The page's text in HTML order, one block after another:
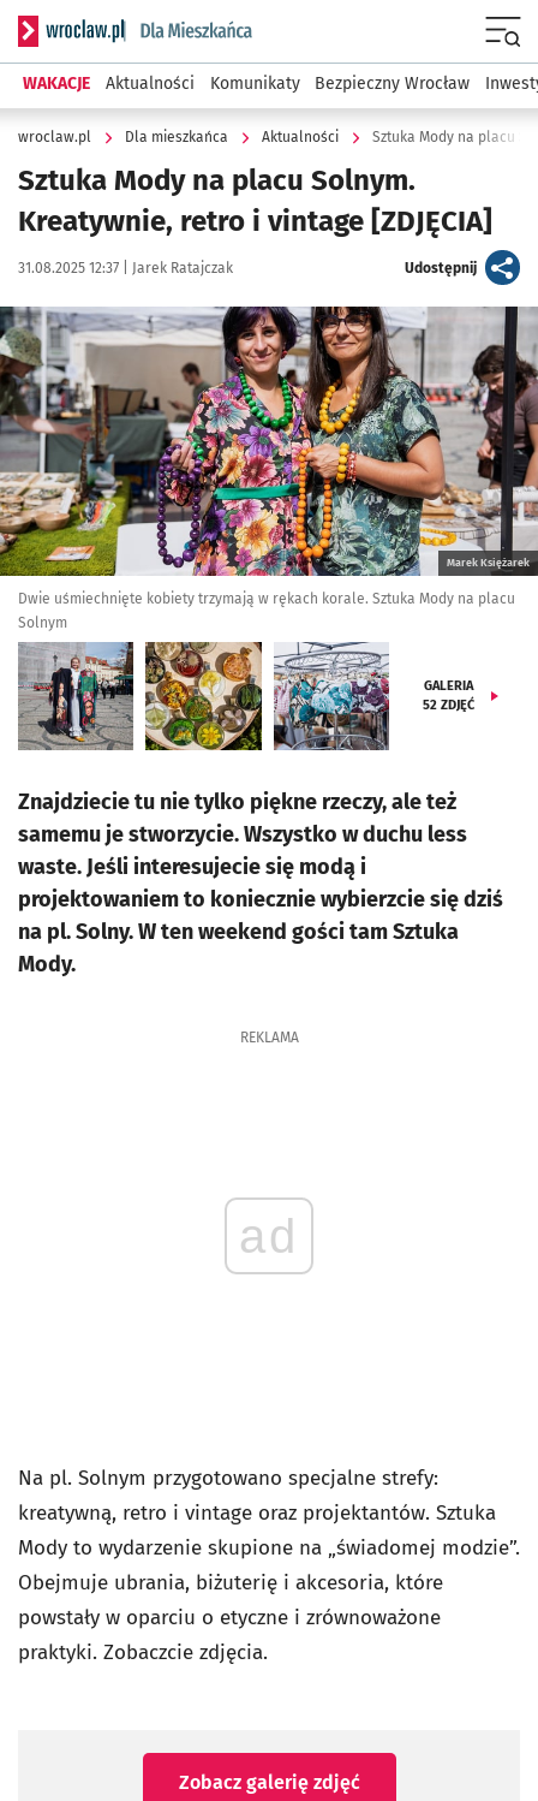
Serwis informacyjny wroclaw.pl podserwis: Dla mieszkańca
WAKACJE Aktualności Komunikaty Bezpieczny Wrocław
wroclaw.pl Dla mieszkańca Aktualności Sztuka Mody na placu
Sztuka Mody na placu Solnym.
Kreatywnie, retro i vintage [ZDJĘCIA]
Data publikacji:
31.08.2025 12:37 | Autor:
Jarek Ratajczak Udostępnijartykuł
Kliknij, aby zobaczyć galerię
Marek Księżarek
Dwie uśmiechnięte kobiety trzymają w rękach korale. Sztuka Mody na placu
Solnym
GALERIA
52 ZDJĘĆ
Znajdziecie tu nie tylko piękne rzeczy, ale też
samemu je stworzycie. Wszystko w duchu less
waste. Jeśli interesujecie się modą i
projektowaniem to koniecznie wybierzcie się dziś
na pl. Solny. W ten weekend gości tam Sztuka
Mody.
REKLAMA
ad
Na pl. Solnym przygotowano specjalne strefy:
kreatywną, retro i vintage oraz projektantów. Sztuka
Mody to wydarzenie skupione na „świadomej modzie”.
Obejmuje ubrania, biżuterię i akcesoria, które
powstały w oparciu o etyczne i zrównoważone
praktyki. Zobaczcie zdjęcia.
Zobacz galerię zdjęć